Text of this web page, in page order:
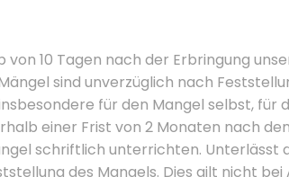
10 Tagen nach der Erbringung
sind unverzüglich nach
für den Mangel selbst, für
einer Frist von 2 Monaten nach
schriftlich unterrichten. Unterlässt
des Mangels. Dies gilt nicht